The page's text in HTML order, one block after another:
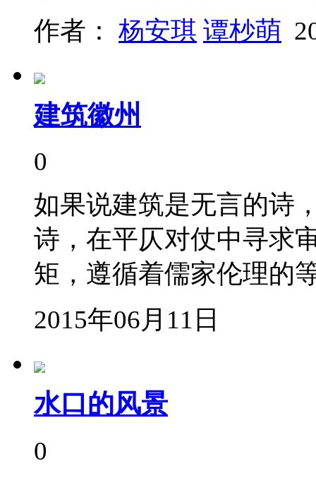
作者： 杨安琪 谭杪萌
建筑徽州
0
如果说建筑是无言的诗
诗，在平仄对仗中寻求
矩，遵循着儒家伦理
2015年06月11日
水口的风景
0